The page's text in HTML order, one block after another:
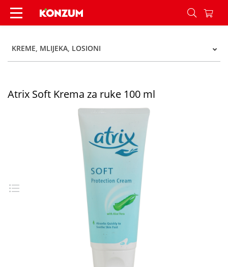
Atrix Soft Krema za ruke 100 ml - Konzum
KREME, MLIJEKA, LOSIONI
Atrix Soft Krema za ruke 100 ml